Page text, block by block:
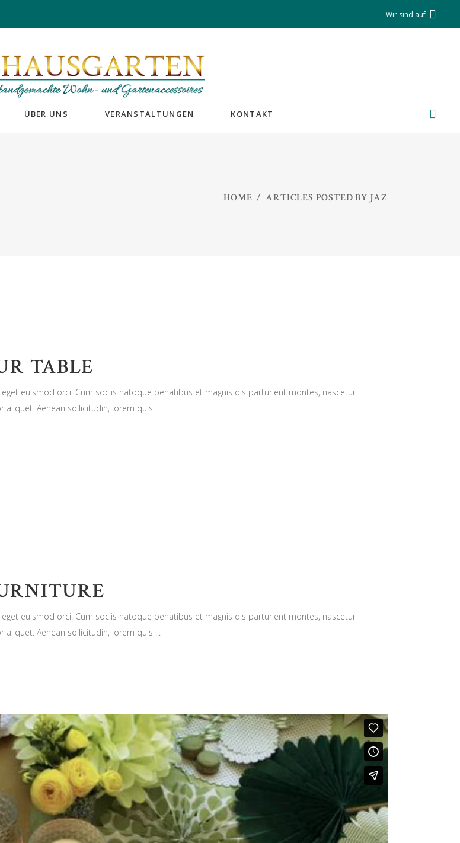
Wir sind auf
ÜBER UNS VERANSTALTUNGEN KONTAKT
HOME /ARTICLES POSTED BY JAZ
TABLE
euismod orci. Cum sociis natoque penatibus et magnis dis parturient montes, nascetur
aliquet. Aenean sollicitudin, lorem quis
euismod orci. Cum sociis natoque penatibus et magnis dis parturient montes, nascetur
aliquet. Aenean sollicitudin, lorem quis